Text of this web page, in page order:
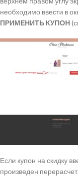
необходимо ввести в
ПРИМЕНИТЬ КУПОН
Если купон на скидку
произведен